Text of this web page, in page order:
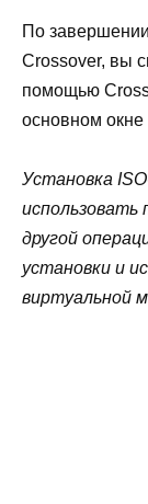
По
Crossover, вы
помощью
основном
Установка
использовать
другой
установки и
виртуальной